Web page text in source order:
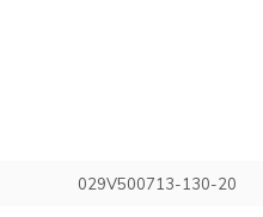
029V500713-130-20